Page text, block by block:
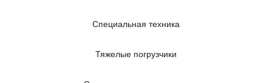
Специальная техника
Тяжелые погрузчики